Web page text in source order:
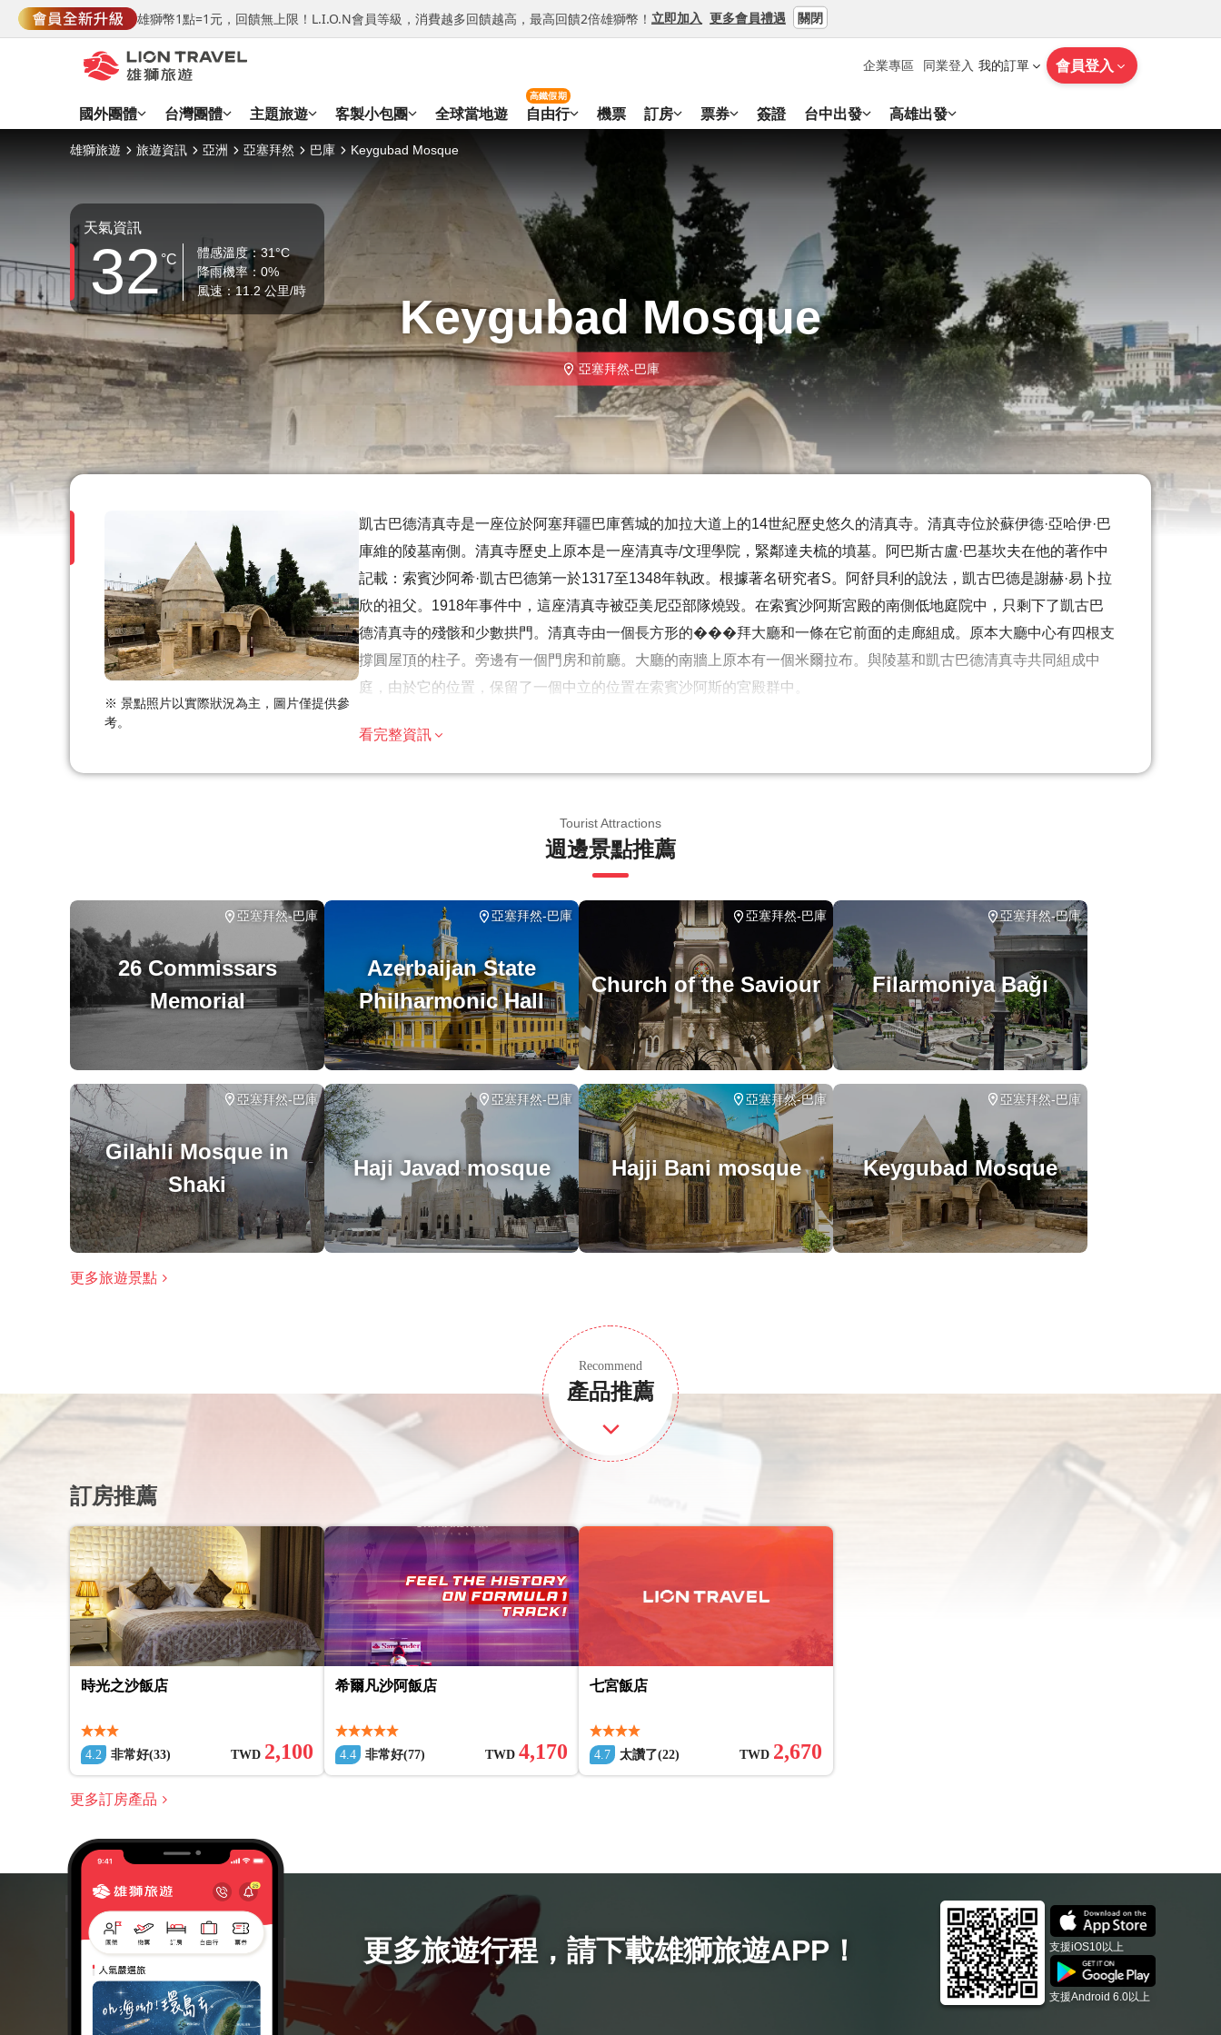
雄獅幣1點=1元，回饋無上限！L.I.O.N會員等級，消費越多回饋越高，最高回饋2倍雄獅幣！ 立即加入 更多會員禮遇 關閉
企業專區 同業登入 我的訂單 會員登入
國外團體 台灣團體 主題旅遊 客製小包團 全球當地遊 自由行
高鐵假期
機票 訂房 票券 簽證 台中出發 高雄出發
雄獅旅遊 旅遊資訊 亞洲 亞塞拜然 巴庫 Keygubad Mosque
天氣資訊
32°C
體感溫度：31°C
降雨機率：0%
風速：11.2 公里/時
Keygubad Mosque
亞塞拜然-巴庫
※ 景點照片以實際狀況為主，圖片僅提供參
考。
凱古巴德清真寺是一座位於阿塞拜疆巴庫舊城的加拉大道上的14世紀歷史悠久的清真寺。清真寺位於蘇伊德·亞哈伊·巴
庫維的陵墓南側。清真寺歷史上原本是一座清真寺/文理學院，緊鄰達夫梳的墳墓。阿巴斯古盧·巴基坎夫在他的著作中
記載：索賓沙阿希·凱古巴德第一於1317至1348年執政。根據著名研究者S。阿舒貝利的說法，凱古巴德是謝赫·易卜拉
欣的祖父。1918年事件中，這座清真寺被亞美尼亞部隊燒毀。在索賓沙阿斯宮殿的南側低地庭院中，只剩下了凱古巴
德清真寺的殘骸和少數拱門。清真寺由一個長方形的���拜大廳和一條在它前面的走廊組成。原本大廳中心有四根支
撐圓屋頂的柱子。旁邊有一個門房和前廳。大廳的南牆上原本有一個米爾拉布。與陵墓和凱古巴德清真寺共同組成中
庭，由於它的位置，保留了一個中立的位置在索賓沙阿斯的宮殿群中。
溫馨提示
涉及適量步行；請選擇合適的鞋子
在所有天氣條件下運行；請穿著得體
看完整資訊
Tourist Attractions
週邊景點推薦
26 Commissars
Memorial
亞塞拜然-巴庫
Azerbaijan State
Philharmonic Hall
亞塞拜然-巴庫
Church of the Saviour
亞塞拜然-巴庫
Filarmoniya Bağı
亞塞拜然-巴庫
Gilahli Mosque in
Shaki
亞塞拜然-巴庫
Haji Javad mosque
亞塞拜然-巴庫
Hajji Bani mosque
亞塞拜然-巴庫
Keygubad Mosque
亞塞拜然-巴庫
更多旅遊景點
Recommend
產品推薦
訂房推薦
時光之沙飯店
4.2 非常好(33) TWD 2,100
希爾凡沙阿飯店
4.4 非常好(77) TWD 4,170
七宮飯店
4.7 太讚了(22) TWD 2,670
更多訂房產品
更多旅遊行程 ， 請下載雄獅旅遊APP！ 支援iOS10以上
支援Android 6.0以上